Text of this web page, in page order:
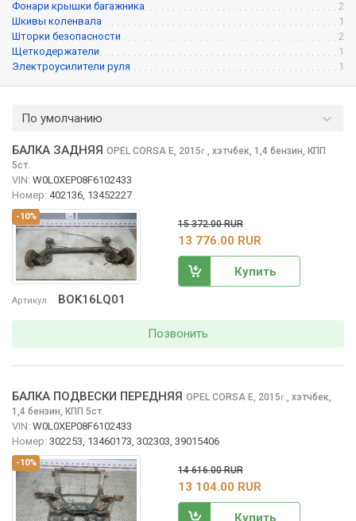
Фонари крышки багажника
2
Шкивы коленвала
1
Шторки безопасности
2
Щеткодержатели
1
Электроусилители руля
1
По умолчанию
-10%
Артикул BOK16LQ01
БАЛКА ЗАДНЯЯ OPEL CORSA E, 2015г., хэтчбек, 1,4 бензин, КПП
5ст.
VIN: W0L0XEP08F6102433
Номер: 402136, 13452227
15 372.00 RUR
13 776.00 RUR
Купить
Позвонить
-10%
БАЛКА ПОДВЕСКИ ПЕРЕДНЯЯ OPEL CORSA E, 2015г., хэтчбек,
1,4 бензин, КПП 5ст.
VIN: W0L0XEP08F6102433
Номер: 302253, 13460173, 302303, 39015406
14 616.00 RUR
13 104.00 RUR
Купить